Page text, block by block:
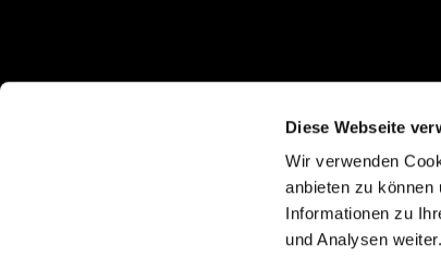
Diese Webseite
Wir verwenden
anbieten zu können
Informationen zu
und Analysen